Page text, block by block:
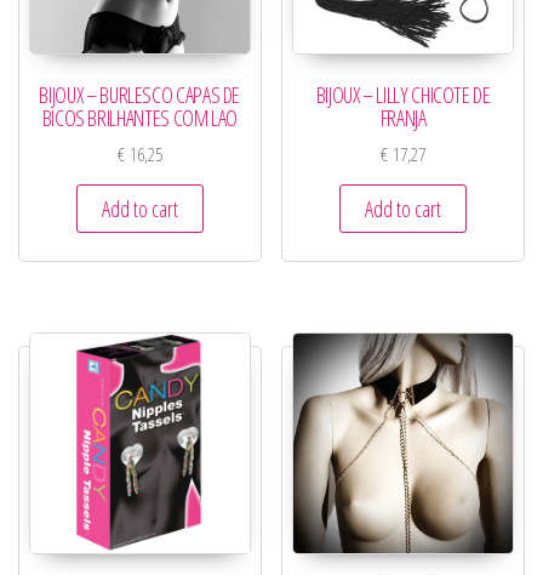
BIJOUX – BURLESCO CAPAS DE
BICOS BRILHANTES COM LAO
€16,25
Add to cart
BIJOUX – LILLY CHICOTE DE
FRANJA
€ 17,27
Add to cart